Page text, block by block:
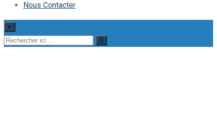
Nous Contacter
×